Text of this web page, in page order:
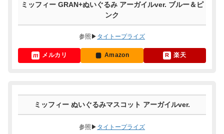
ミッフィー GRAN+ぬいぐるみ アーガイルver. ブルー＆ピ
ンク
参照▶ タイトープライズ
メルカリ Amazon 楽天
ミッフィー ぬいぐるみマスコット アーガイルver.
参照▶ タイトープライズ